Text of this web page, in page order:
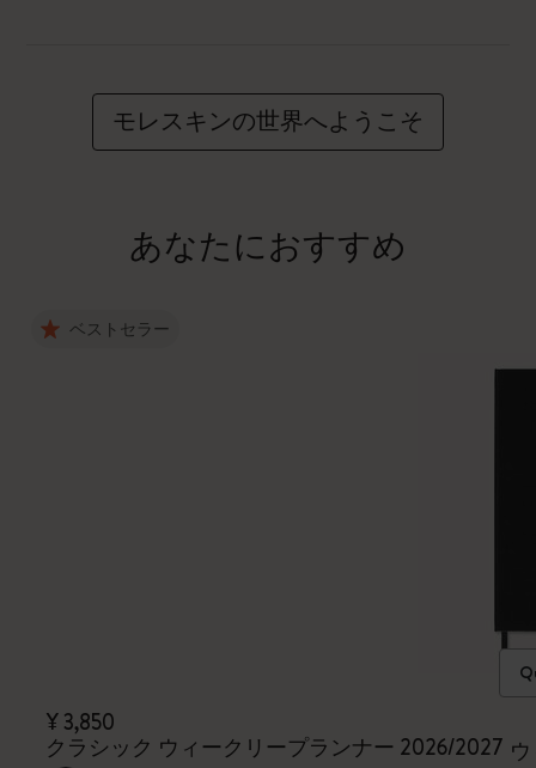
モレスキンの世界へようこそ
あなたにおすすめ
ベストセラー
¥ 3,850
クラシック ウィークリープランナー 2026/2027